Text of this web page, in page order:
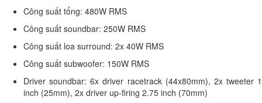
Công suất tổng: 480W RMS
Công suất soundbar: 250W RMS
Công suất loa surround: 2x 40W RMS
Công suất subwoofer: 150W RMS
Driver soundbar: 6x driver racetrack (44x80mm), 2x tweeter 1
inch (25mm), 2x driver up-firing 2.75 inch (70mm)